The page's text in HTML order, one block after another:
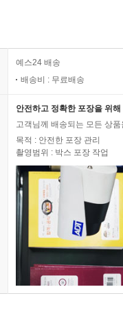
예스24 배송
배송비 : 무료배송
안전하고 정확한 포장을 위
고객님께 배송되는 모든 상
목적 : 안전한 포장 관리
촬영범위 : 박스 포장 작업